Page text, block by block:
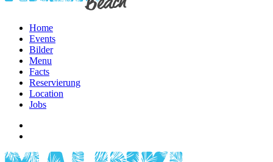
Home
Events
Bilder
Menu
Facts
Reservierung
Location
Jobs